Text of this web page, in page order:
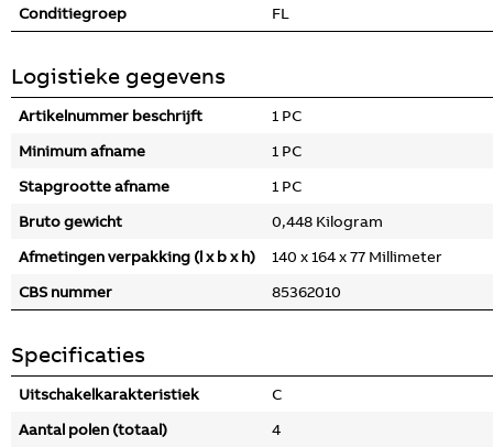
Conditiegroep
FL
Logistieke gegevens
Artikelnummer beschrijft
1 PC
Minimum afname
1 PC
Stapgrootte afname
1 PC
Bruto gewicht
0,448 Kilogram
Afmetingen verpakking (l x b x h)
140 x 164 x 77 Millimeter
CBS nummer
85362010
Specificaties
Uitschakelkarakteristiek
C
Aantal polen (totaal)
4